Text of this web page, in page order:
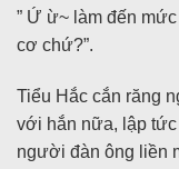
” Ứ ừ~ làm đến
cơ chứ?”.
Tiểu Hắc cắn răng
với hắn nữa, lập
người đàn ông liền